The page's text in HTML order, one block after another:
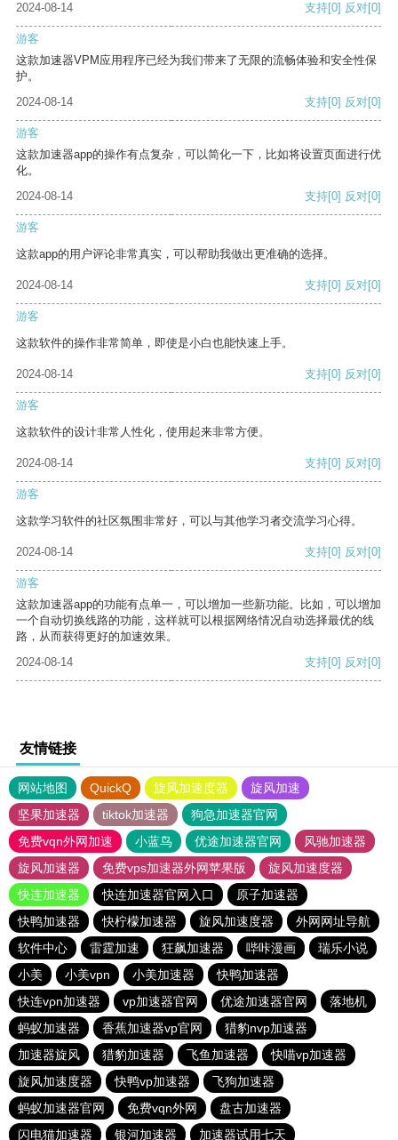
2024-08-14 支持[0] 反对[0]
游客
这款加速器VPM应用程序已经为我们带来了无限的流畅体验和安全性保
护。
2024-08-14
支持[0] 反对[0]
游客
这款加速器app的操作有点复杂，可以简化一下，比如将设置页面进行优
化。
2024-08-14
支持[0] 反对[0]
游客
这款app的用户评论非常真实，可以帮助我做出更准确的选择。
2024-08-14 支持[0] 反对[0]
游客
这款软件的操作非常简单，即使是小白也能快速上手。
2024-08-14 支持[0] 反对[0]
游客
这款软件的设计非常人性化，使用起来非常方便。
2024-08-14 支持[0] 反对[0]
游客
这款学习软件的社区氛围非常好，可以与其他学习者交流学习心得。
2024-08-14 支持[0] 反对[0]
游客
这款加速器app的功能有点单一，可以增加一些新功能。比如，可以增加
一个自动切换线路的功能，这样就可以根据网络情况自动选择最优的线
路，从而获得更好的加速效果。
2024-08-14
支持[0] 反对[0]
友情链接
网站地图 QuickQ 旋风加速度器
旋风加速
坚果加速器
tiktok加速器
狗急加速器官网
免费vqn外网加速
小蓝鸟 优途加速器官网
风驰加速器
旋风加速器
免费vps加速器外网苹果版
旋风加速度器
快连加速器
快连加速器官网入口
原子加速器
快鸭加速器
快柠檬加速器 旋风加速度器
外网网址导航
软件中心
雷霆加速 狂飙加速器 哔咔漫画
瑞乐小说
小美
小美vpn 小美加速器
快鸭加速器
快连vρn加速器
vp加速器官网 优途加速器官网
落地机
蚂蚁加速器
香蕉加速器vp官网
猎豹nvp加速器
加速器旋风
猎豹加速器 飞鱼加速器
快喵vp加速器
旋风加速度器
快鸭vp加速器
飞狗加速器
蚂蚁加速器官网
免费vqn外网
盘古加速器
闪电猫加速器
银河加速器 加速器试用七天